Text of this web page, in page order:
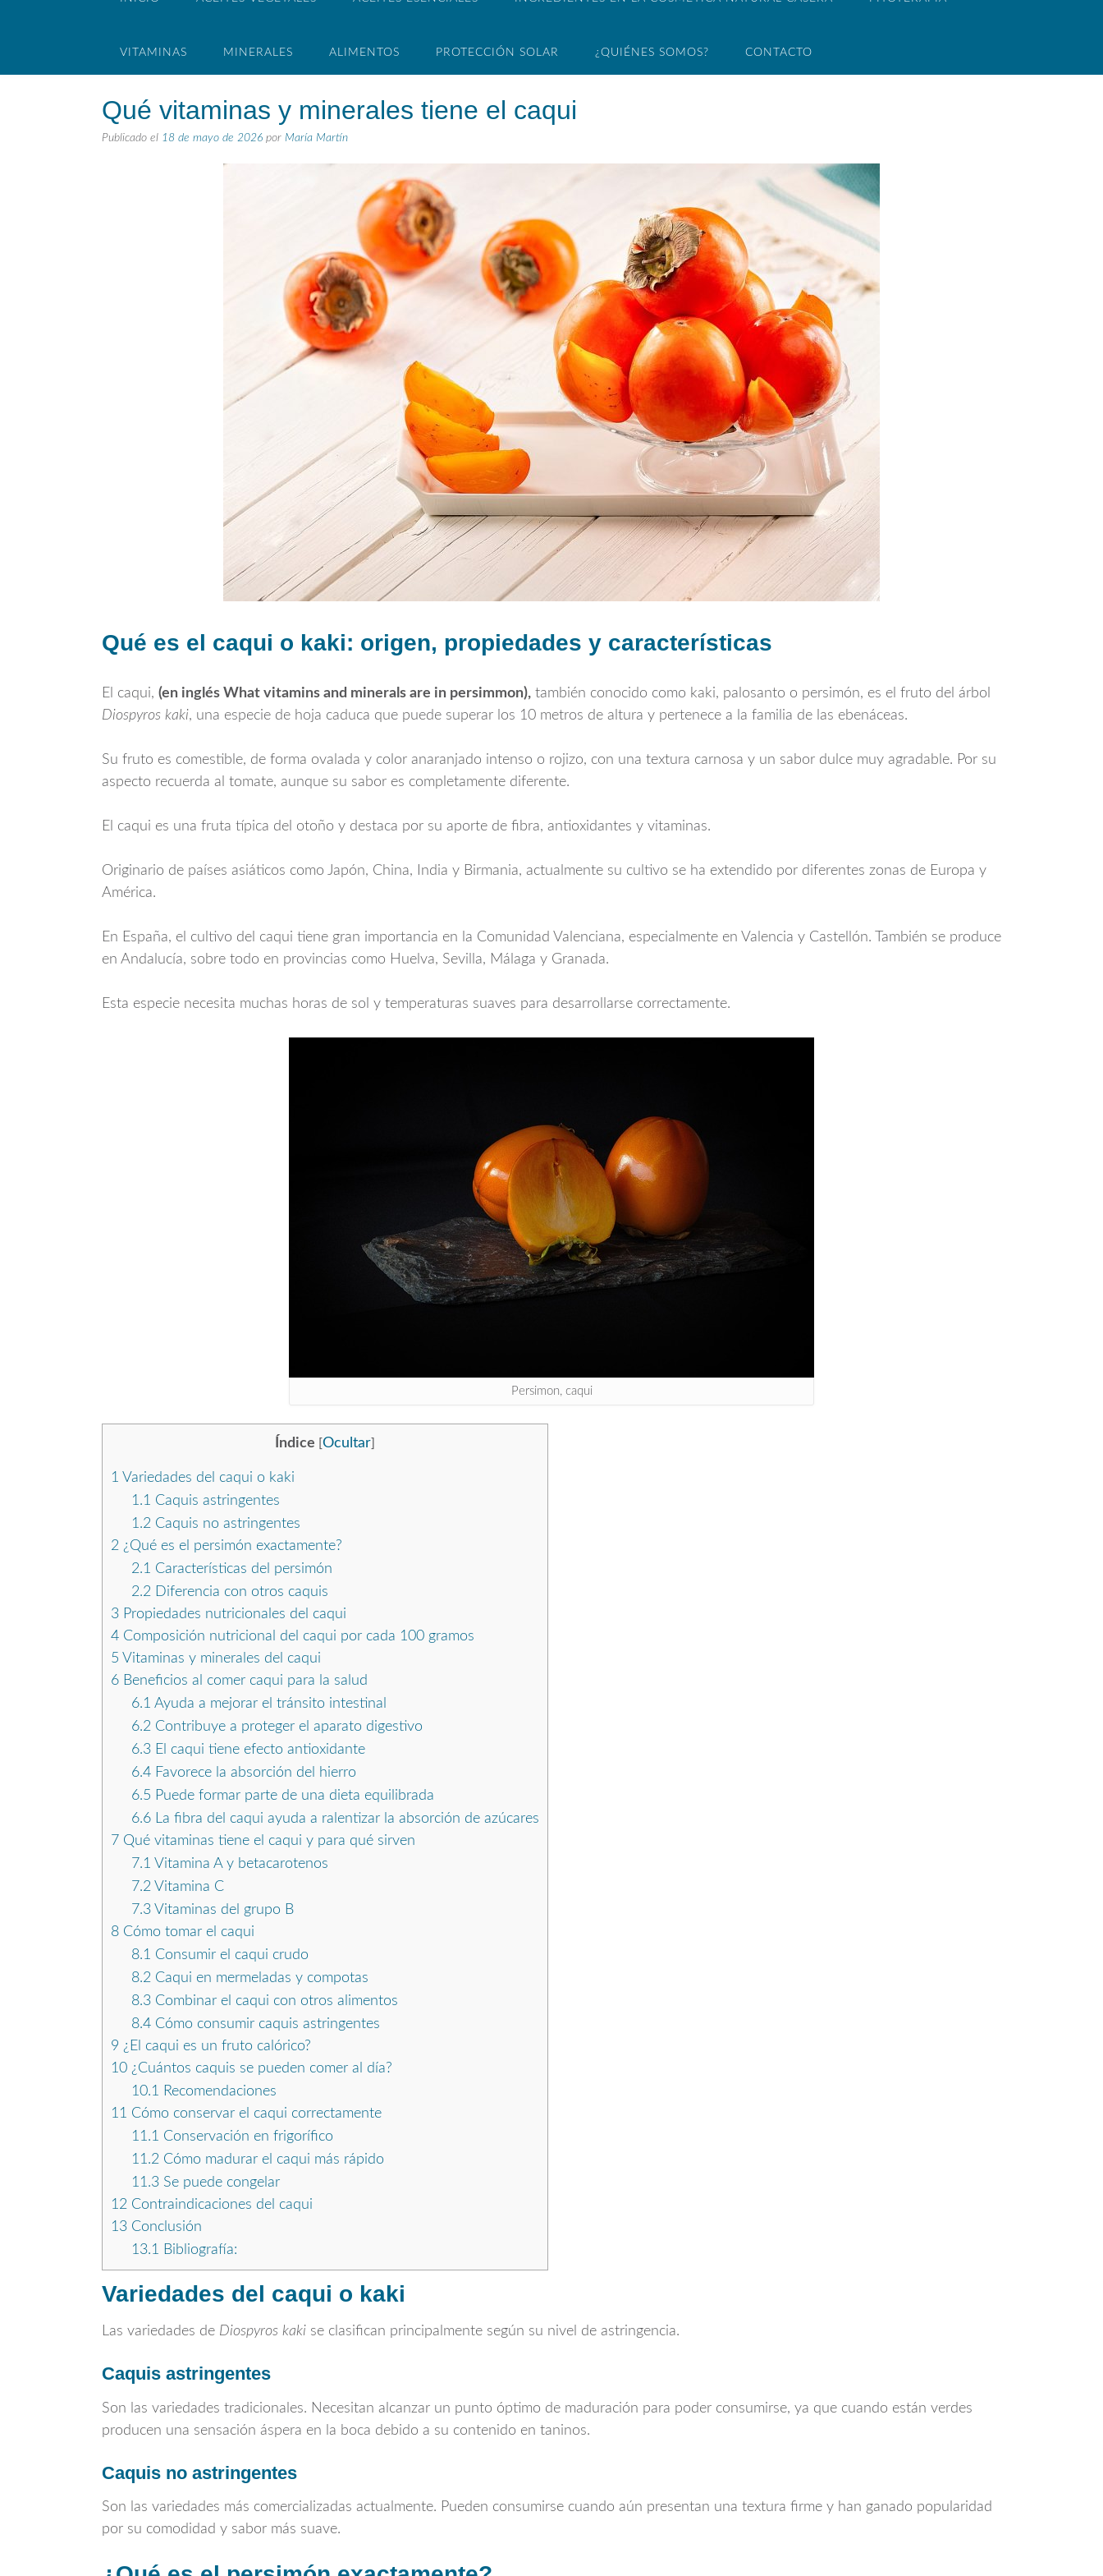
VITAMINAS MINERALES ALIMENTOS PROTECCIÓN SOLAR ¿QUIÉNES SOMOS? CONTACTO
Qué vitaminas y minerales tiene el caqui
Publicado el 18 de mayo de 2026 por María Martín
Qué es el caqui o kaki: origen, propiedades y características
El caqui, (en inglés What vitamins and minerals are in persimmon), también conocido como kaki, palosanto o persimón, es el fruto del árbol
Diospyros kaki, una especie de hoja caduca que puede superar los 10 metros de altura y pertenece a la familia de las ebenáceas.
Su fruto es comestible, de forma ovalada y color anaranjado intenso o rojizo, con una textura carnosa y un sabor dulce muy agradable. Por su
aspecto recuerda al tomate, aunque su sabor es completamente diferente.
El caqui es una fruta típica del otoño y destaca por su aporte de fibra, antioxidantes y vitaminas.
Originario de países asiáticos como Japón, China, India y Birmania, actualmente su cultivo se ha extendido por diferentes zonas de Europa y
América.
En España, el cultivo del caqui tiene gran importancia en la Comunidad Valenciana, especialmente en Valencia y Castellón. También se produce
en Andalucía, sobre todo en provincias como Huelva, Sevilla, Málaga y Granada.
Esta especie necesita muchas horas de sol y temperaturas suaves para desarrollarse correctamente.
Persimon, caqui
Índice Ocultar
1 Variedades del caqui o kaki
1.1 Caquis astringentes
1.2Caquis no astringentes
2 ¿Qué es el persimón exactamente?
2.1 Características del persimón
2.2Diferencia con otros caquis
3 Propiedades nutricionales del caqui
4 Composición nutricional del caqui por cada 100 gramos
5 Vitaminas y minerales del caqui
6 Beneficios al comer caqui para la salud
6.1 Ayuda a mejorar el tránsito intestinal
6.2Contribuye a proteger el aparato digestivo
6.3El caqui tiene efecto antioxidante
6.4Favorece la absorción del hierro
6.5 Puede formar parte de una dieta equilibrada
6.6La fibra del caqui ayuda a ralentizar la absorción de azúcares
7 Qué vitaminas tiene el caqui y para qué sirven
7.1 Vitamina A y betacarotenos
7.2Vitamina C
7.3Vitaminas del grupo B
8 Cómo tomar el caqui
8.1 Consumir el caqui crudo
8.2Caqui en mermeladas y compotas
8.3Combinar el caqui con otros alimentos
8.4Cómo consumir caquis astringentes
9 ¿El caqui es un fruto calórico?
10 ¿Cuántos caquis se pueden comer al día?
10.1 Recomendaciones
11 Cómo conservar el caqui correctamente
11.1 Conservación en frigorífico
11.2Cómo madurar el caqui más rápido
11.3Se puede congelar
12 Contraindicaciones del caqui
13 Conclusión
13.1 Bibliografía:
Variedades del caqui o kaki
Las variedades de Diospyros kaki se clasifican principalmente según su nivel de astringencia.
Caquis astringentes
Son las variedades tradicionales. Necesitan alcanzar un punto óptimo de maduración para poder consumirse, ya que cuando están verdes
producen una sensación áspera en la boca debido a su contenido en taninos.
Caquis no astringentes
Son las variedades más comercializadas actualmente. Pueden consumirse cuando aún presentan una textura firme y han ganado popularidad
por su comodidad y sabor más suave.